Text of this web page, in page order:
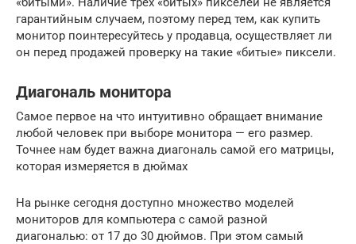
гарантийным случаем, поэтому перед тем, как купить
монитор поинтересуйтесь у продавца, осуществляет ли
он перед продажей проверку на такие «битые» пиксели.
Диагональ монитора
Самое первое на что интуитивно обращает внимание
любой человек при выборе монитора — его размер.
Точнее нам будет важна диагональ самой его матрицы,
которая измеряется в дюймах
На рынке сегодня доступно множество моделей
мониторов для компьютера с самой разной
диагональю: от 17 до 30 дюймов. При этом самый